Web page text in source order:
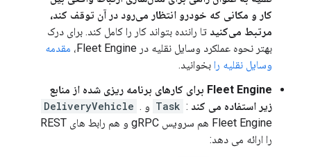
کار و مکانی که خودرو انتظار می‌رود در آن توقف کند،
مرتبط می‌کنید تا راننده بتواند کار را کامل کند. برای درک
بهتر نحوه عملکرد وسایل نقلیه در Fleet Engine،
مقدمه
وسایل نقلیه را بخوانید.
Fleet Engine برای کارهای برنامه ریزی شده از منابع
زیر استفاده می کند :
Task و DeliveryVehicle .
Fleet Engine هم سرویس gRPC و هم رابط های REST
را ارائه می دهد: